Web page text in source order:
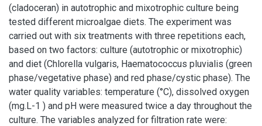
(cladoceran) in autotrophic and mixotrophic culture being
tested different microalgae diets. The experiment was
carried out with six treatments with three repetitions each,
based on two factors: culture (autotrophic or mixotrophic)
and diet (Chlorella vulgaris, Haematococcus pluvialis (green
phase/vegetative phase) and red phase/cystic phase). The
water quality variables: temperature (°C), dissolved oxygen
(mg.L-1 ) and pH were measured twice a day throughout the
culture. The variables analyzed for filtration rate were: